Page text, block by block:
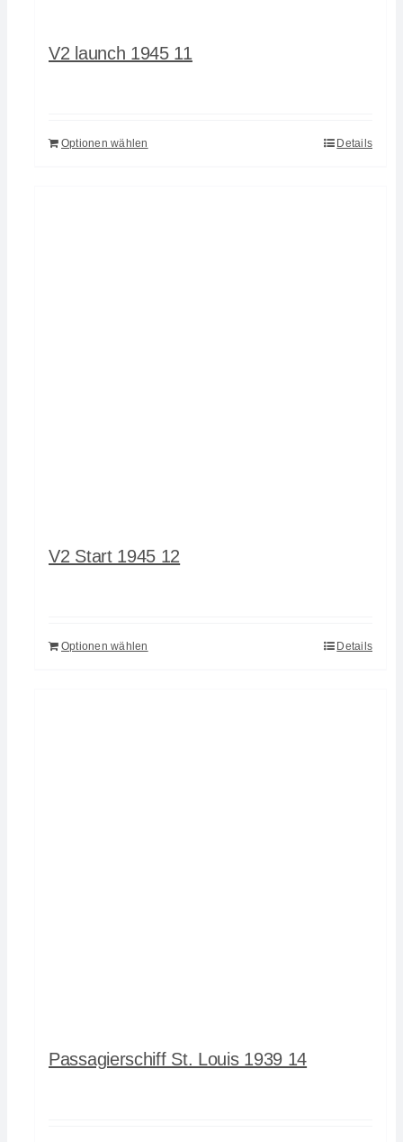
V2 launch 1945 11
Optionen wählen Details
V2 Start 1945 12
Optionen wählen Details
Passagierschiff St. Louis 1939 14